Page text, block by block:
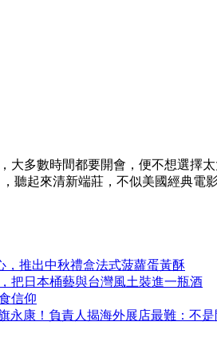
大多數時間都要開會，便不想選擇
聽起來清新端莊，不似美國經典電
推出中秋禮盒法式菠蘿蛋黃酥
把日本桶藝與台灣風土裝進一瓶酒
信仰
永康！負責人揭海外展店最難：不